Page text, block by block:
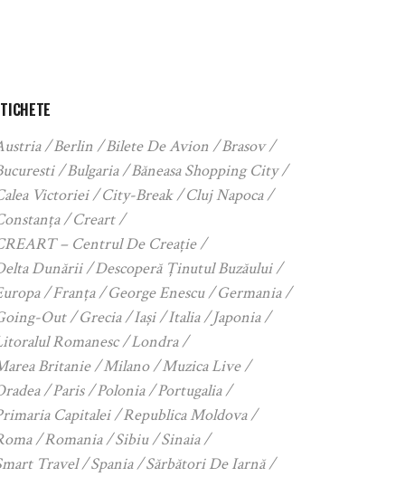
Berlin Bilete De Avion
Brasov
Bulgaria
Băneasa Shopping City
Victoriei
City-Break
Cluj Napoca
Creart
– Centrul De Creație
Dunării
Descoperă Ținutul Buzăului
Franța George Enescu
Germania
Out
Grecia Iași Italia
Japonia
Romanesc
Londra
Britanie
Milano
Muzica Live
Paris Polonia
Portugalia
Capitalei
Republica Moldova
Romania Sibiu
Sinaia
Travel
Spania
Sărbători De Iarnă